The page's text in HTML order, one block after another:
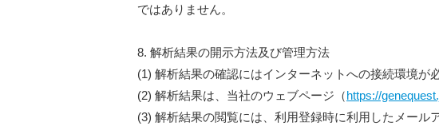
ではありません。
8. 解析結果の開示方法及び管理方法
(1) 解析結果の確認にはインターネットへの接続環境が
(2) 解析結果は、当社のウェブページ（https://
(3) 解析結果の閲覧には、利用登録時に利用したメー